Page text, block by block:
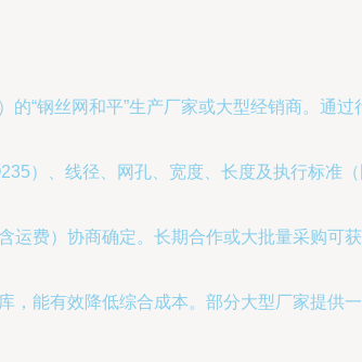
“钢丝网和平”生产厂家或大型经销商。通
）、线径、网孔、宽度、长度及执行标准
费）协商确定。长期合作或大批量采购可
能有效降低综合成本。部分大型厂家提供一